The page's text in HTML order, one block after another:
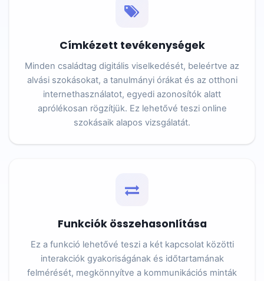
Címkézett tevékenységek
Minden családtag digitális viselkedését, beleértve az
alvási szokásokat, a tanulmányi órákat és az otthoni
internethasználatot, egyedi azonosítók alatt
aprólékosan rögzítjük. Ez lehetővé teszi online
szokásaik alapos vizsgálatát.
Funkciók összehasonlítása
Ez a funkció lehetővé teszi a két kapcsolat közötti
interakciók gyakoriságának és időtartamának
felmérését, megkönnyítve a kommunikációs minták